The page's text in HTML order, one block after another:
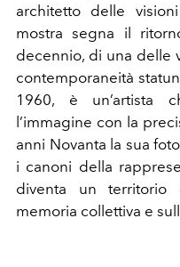
architetto delle
mostra segna il
decennio, di una delle
contemporaneità
1960, è un’artista
l’immagine con la
anni Novanta la sua
i canoni della
diventa un territorio
memoria collettiva e